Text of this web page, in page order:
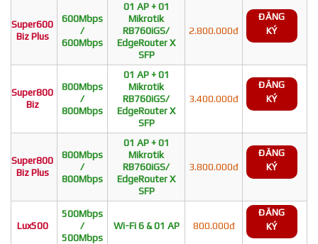
Super600
Biz Plus
600Mbps
/
600Mbps
01 AP + 01
Mikrotik
RB760iGS/
EdgeRouter X
SFP
2.800.000đ
ĐĂNG
KÝ
Super800
Biz
800Mbps
/
800Mbps
01 AP + 01
Mikrotik
RB760iGS/
EdgeRouter X
SFP
3.400.000đ
ĐĂNG
KÝ
Super800
Biz Plus
800Mbps
/
800Mbps
01 AP + 01
Mikrotik
RB760iGS/
EdgeRouter X
SFP
3.800.000đ
ĐĂNG
KÝ
Lux500
500Mbps
/
500Mbps
Wi-Fi 6 & 01 AP 800.000đ
ĐĂNG
KÝ